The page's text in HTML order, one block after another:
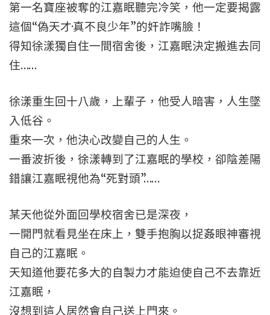
第一名寶座被奪的江嘉眠聽完冷笑，他一定要揭露
這個“偽天才·真不良少年”的奸詐嘴臉！
得知徐漾獨自住一間宿舍後，江嘉眠決定搬進去同
住……
徐漾重生回十八歲，上輩子，他受人暗害，人生墜
入低谷。
重來一次，他決心改變自己的人生。
一番波折後，徐漾轉到了江嘉眠的學校，卻陰差陽
錯讓江嘉眠視他為“死對頭”……
某天他從外面回學校宿舍已是深夜，
一開門就看見坐在床上，雙手抱胸以捉姦眼神審視
自己的江嘉眠。
天知道他要花多大的自製力才能迫使自己不去靠近
江嘉眠，
沒想到這人居然會自己送上門來。